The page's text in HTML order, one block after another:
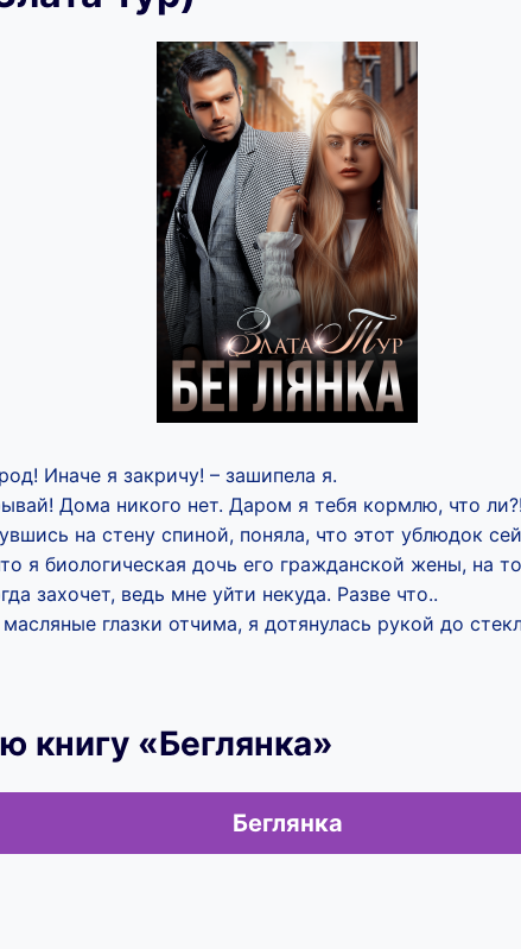
Иначе я закричу! – зашипела я.
Дома никого нет. Даром я тебя кормлю, что ли?!
на стену спиной, поняла, что этот ублюдок
я биологическая дочь его гражданской жены, на
захочет, ведь мне уйти некуда. Разве что..
глазки отчима, я дотянулась рукой до
книгу «Беглянка»
Беглянка